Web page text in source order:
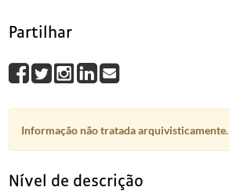
Partilhar
Informação não tratada arquivisticamente.
Nível de descrição